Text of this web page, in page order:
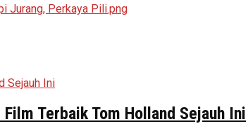
Terbaik Tom Holland Sejauh Ini